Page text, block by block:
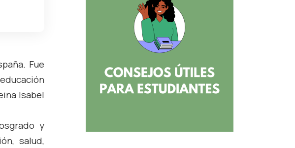
Fue
Isabel
y
salud,